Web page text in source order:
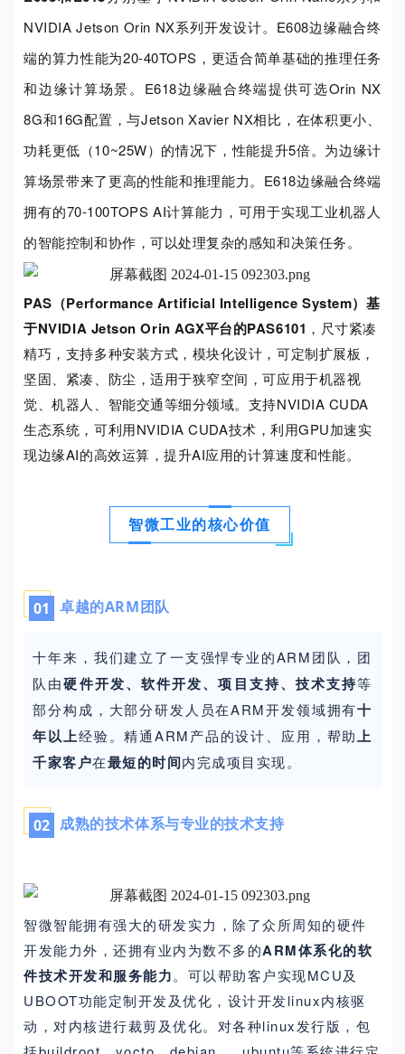
NVIDIA Jetson Orin NX系列开发设计。E608边缘融合终
端的算力性能为20-40TOPS，更适合简单基础的推理任务
和边缘计算场景。E618边缘融合终端提供可选Orin NX
8G和16G配置，与Jetson Xavier NX相比，在体积更小、
功耗更低（10~25W）的情况下，性能提升5倍。为边缘计
算场景带来了更高的性能和推理能力。E618边缘融合终端
拥有的70-100TOPS AI计算能力，可用于实现工业机器人
的智能控制和协作，可以处理复杂的感知和决策任务。
PAS（Performance Artificial Intelligence System） 基
于NVIDIA Jetson Orin AGX平台的PAS6101 ，尺寸紧凑
精巧，支持多种安装方式，模块化设计，可定制扩展板，
坚固、紧凑、防尘，适用于狭窄空间，可应用于机器视
觉、机器人、智能交通等细分领域。支持NVIDIA CUDA
生态系统，可利用NVIDIA CUDA技术，利用GPU加速实
现边缘AI的高效运算，提升AI应用的计算速度和性能。
智微工业的核心价值
01 卓越的ARM团队
十年来，我们建立了一支强悍专业的ARM团队，团
队由硬件开发、软件开发、项目支持、技术支持等
部分构成，大部分研发人员在ARM开发领域拥有十
年以上经验。精通ARM产品的设计、应用，帮助上
千家客户在最短的时间内完成项目实现。
02 成熟的技术体系与专业的技术支持
智微智能拥有强大的研发实力，除了众所周知的硬件
开发能力外，还拥有业内为数不多的ARM体系化的软
件技术开发和服务能力。可以帮助客户实现MCU及
UBOOT功能定制开发及优化，设计开发linux内核驱
动，对内核进行裁剪及优化。 对各种linux发行版，包